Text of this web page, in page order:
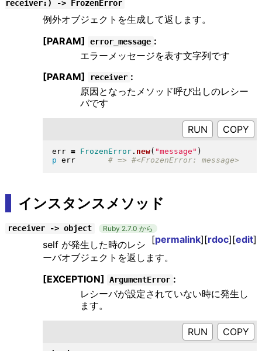
receiver:) -> FrozenError
例外オブジェクトを生成して返します。
[PARAM]
error_message :
エラーメッセージを表す文字列です
[PARAM]
receiver :
原因となったメソッド呼び出しのレシー
バです
RUN
err = FrozenError. new( "message " )
p err
インスタンスメソッド
receiver -> object Ruby 2.7.0 から
[permalink][rdoc][edit]
self が発生した時のレシ
ーバオブジェクトを返します。
[EXCEPTION]
ArgumentError :
レシーバが設定されていない時に発生し
ます。
RUN